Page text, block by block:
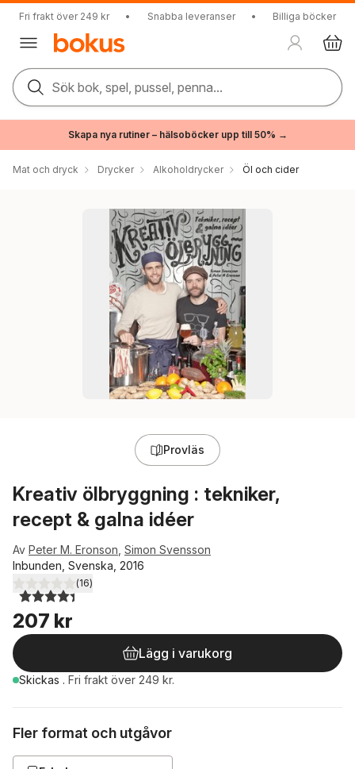
Fri frakt över 249 kr • Snabba leveranser • Billiga böcker
Sök bok, spel, pussel, penna...
Skapa nya rutiner – hälsoböcker upp till 50% →
Mat och dryck Drycker Alkoholdrycker Öl och cider
Provläs
Kreativ ölbryggning : tekniker,
recept & galna idéer
Av Peter M. Eronson Simon Svensson
Inbunden, Svenska, 2016
4,4utav 5 stjärnor. Totalt antal röster:
(16)
207 kr
Lägg i varukorg
Skickas . Fri frakt över 249 kr.
Fler format och utgåvor